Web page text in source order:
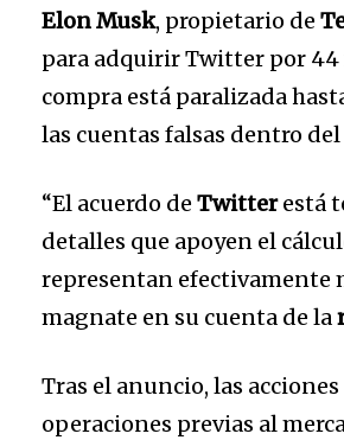
Elon Musk, propietario de
para adquirir Twitter por 44
compra está paralizada
las cuentas falsas dentro
“El acuerdo deTwitterestá
detalles que apoyen el
representan efectivamente
magnate en su cuenta de la
Tras el anuncio, las
operaciones previas al